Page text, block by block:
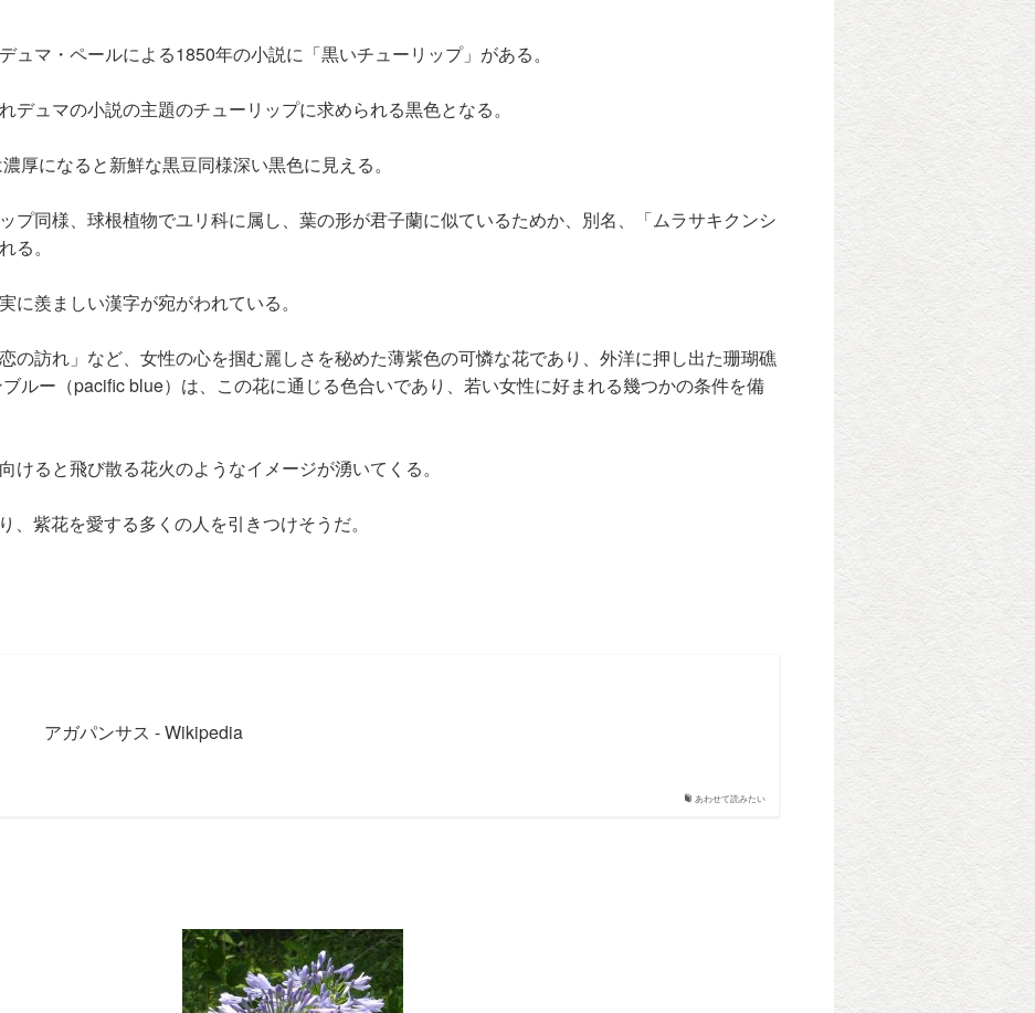
ュマ・ペールによる1850年の小説に「黒いチューリップ」がある。
デュマの小説の主題のチューリップに求められる黒色となる。
厚になると新鮮な黒豆同様深い黒色に見える。
プ同様、球根植物でユリ科に属し、葉の形が君子蘭に似ているためか、別名、「ムラサキクンシ
る。
に羨ましい漢字が宛がわれている。
の訪れ」など、女性の心を掴む麗しさを秘めた薄紫色の可憐な花であり、外洋に押し出た珊瑚礁
ルー（pacific blue）は、この花に通じる色合いであり、若い女性に好まれる幾つかの条件を備
けると飛び散る花火のようなイメージが湧いてくる。
、紫花を愛する多くの人を引きつけそうだ。
あわせて読みたい
アガパンサス - Wikipedia